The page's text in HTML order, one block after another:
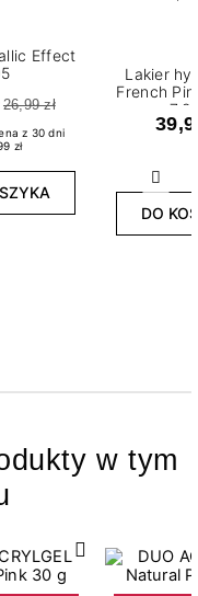
Effect
26,99 zł
z 30 dni
zł
Lakier
French
7,2
DO
w tym